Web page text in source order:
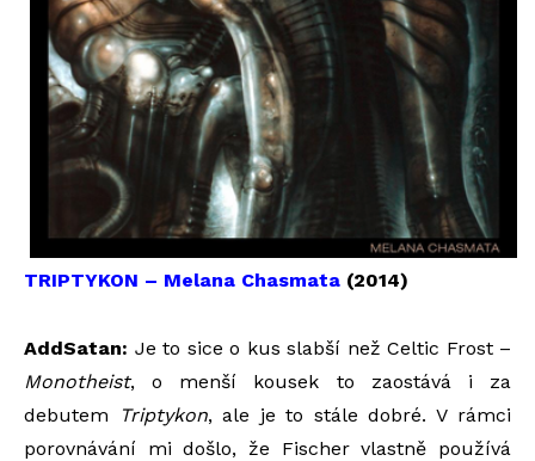
TRIPTYKON – Melana Chasmata (2014)
AddSatan: Je to sice o kus slabší než Celtic Frost –
Monotheist, o menší kousek to zaostává i za
debutem
Triptykon, ale je to stále dobré. V rámci
porovnávání mi došlo, že Fischer vlastně používá